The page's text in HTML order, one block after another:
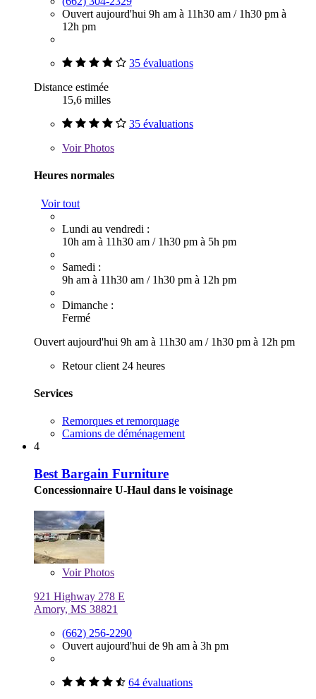
Ouvert aujourd'hui 9h am à 11h30 am / 1h30 pm à
12h pm
35 évaluations
Distance estimée
15,6 milles
35 évaluations
VoirPhotos
Heures normales
Voir tout
Lundi au vendredi :
10h am à 11h30 am / 1h30 pm à 5h pm
Samedi :
9h am à 11h30 am / 1h30 pm à 12h pm
Dimanche :
Fermé
Ouvert aujourd'hui 9h am à 11h30 am / 1h30 pm à 12h pm
Retour client 24 heures
Services
Remorques et remorquage
Camions de déménagement
4
Best Bargain Furniture
Concessionnaire U-Haul dans le voisinage
VoirPhotos
921 Highway 278 E
Amory, MS 38821
(662) 256-2290
Ouvert aujourd'hui de 9h am à 3h pm
64 évaluations